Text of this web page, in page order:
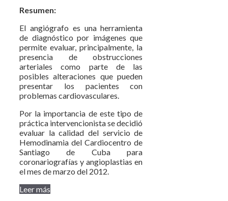
Resumen:
El angiógrafo es una herramienta
de diagnóstico por imágenes que
permite evaluar, principalmente, la
presencia de obstrucciones
arteriales como parte de las
posibles alteraciones que pueden
presentar los pacientes con
problemas cardiovasculares.
Por la importancia de este tipo de
práctica intervencionista se decidió
evaluar la calidad del servicio de
Hemodinamia del Cardiocentro de
Santiago de Cuba para
coronariografías y angioplastias en
el mes de marzo del 2012.
Leer más